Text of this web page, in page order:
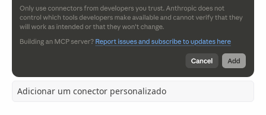
Adicionar um conector personalizado